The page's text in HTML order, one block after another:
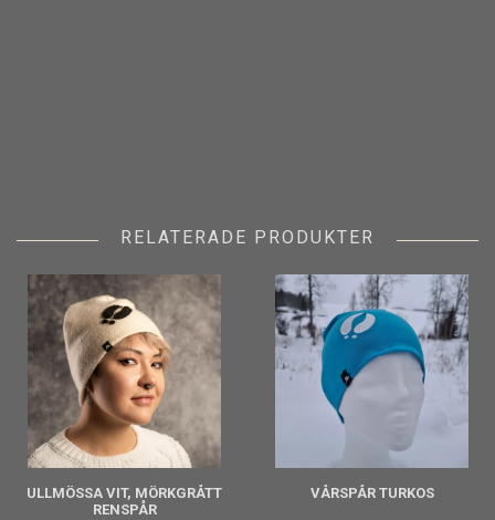
RELATERADE PRODUKTER
ULLMÖSSA VIT, MÖRKGRÅTT
RENSPÅR
VÅRSPÅR TURKOS